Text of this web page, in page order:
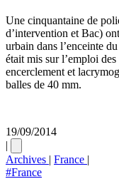
Une cinquantaine de
d’intervention et Bac)
urbain dans l’enceinte
était mis sur l’emploi
encerclement et
balles de 40 mm.
19/09/2014
|
Archives | France |
#France